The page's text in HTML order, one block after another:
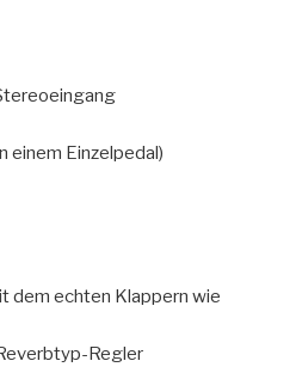
einem Einzelpedal)
dem echten Klappern wie
Regler